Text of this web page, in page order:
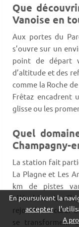
Que
Vanoise en
Aux portes du
s’ouvre sur un
point de départ
d’altitude et des
comme la Roche
Frêtaz encadrent
glisse ou les
Quel
Champagny-
La station fait
La Plagne et Les
km de pistes
télécabine du
rejoindre le cœur
se transforment
En poursuivant la
accepter
A